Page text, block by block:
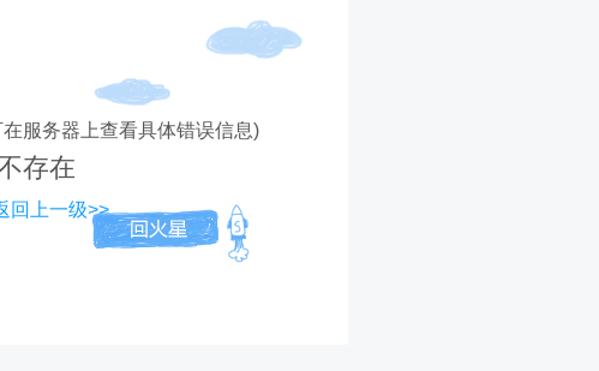
在服务器上查看具体错误信息)
存在
回上一级>>